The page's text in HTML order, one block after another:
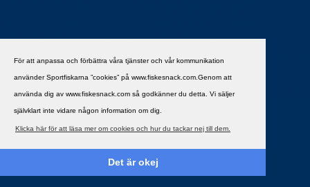
För att anpassa och förbättra våra tjänster och vår kommunikation
använder Sportfiskarna ”cookies” på www.fiskesnack.com.Genom att
använda dig av www.fiskesnack.com så godkänner du detta. Vi säljer
självklart inte vidare någon information om dig.
Klicka här för att läsa mer om cookies och hur du tackar nej till dem.
Det är okej